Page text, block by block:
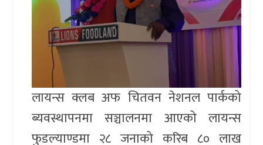
लायन्स क्लब अफ चितवन नेशनल पार्कको
ब्यवस्थापनमा सञ्चालनमा आएको लायन्स
फुडल्याण्डमा २८ जनाको करिब ८० लाख